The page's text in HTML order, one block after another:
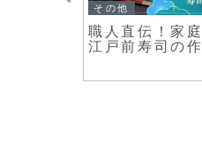
その他
「ポップカ
く寿司の未